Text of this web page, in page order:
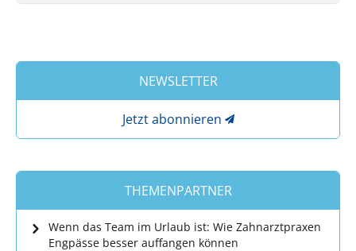
NEWSLETTER
Jetzt abonnieren
THEMENPARTNER
Wenn das Team im Urlaub ist: Wie Zahnarztpraxen
Engpässe besser auffangen können